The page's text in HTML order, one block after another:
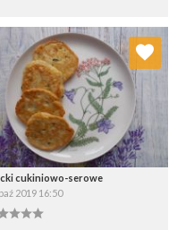
cukiniowo-serowe
2019 16:50
Dodaj do ulubionych
Wybierz listę: